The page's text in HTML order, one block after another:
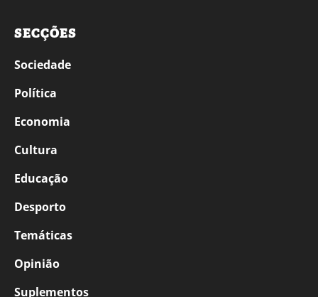
SECÇÕES
Sociedade
Política
Economia
Cultura
Educação
Desporto
Temáticas
Opinião
Suplementos